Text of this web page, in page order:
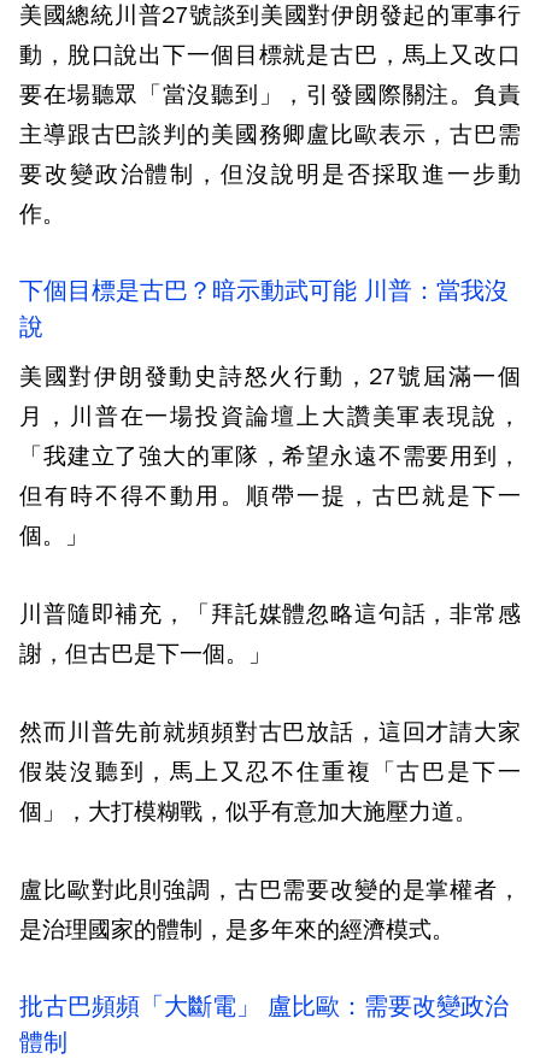
美國總統川普27號談到美國對伊朗發起的軍事行
動，脫口說出下一個目標就是古巴，馬上又改口
要在場聽眾「當沒聽到」，引發國際關注。負責
主導跟古巴談判的美國務卿盧比歐表示，古巴需
要改變政治體制，但沒說明是否採取進一步動
作。
下個目標是古巴？暗示動武可能 川普：當我沒
說
美國對伊朗發動史詩怒火行動，27號屆滿一個
月，川普在一場投資論壇上大讚美軍表現說，
「我建立了強大的軍隊，希望永遠不需要用到，
但有時不得不動用。順帶一提，古巴就是下一
個。」
川普隨即補充，「拜託媒體忽略這句話，非常感
謝，但古巴是下一個。」
然而川普先前就頻頻對古巴放話，這回才請大家
假裝沒聽到，馬上又忍不住重複「古巴是下一
個」，大打模糊戰，似乎有意加大施壓力道。
盧比歐對此則強調，古巴需要改變的是掌權者，
是治理國家的體制，是多年來的經濟模式。
批古巴頻頻「大斷電」 盧比歐：需要改變政治
體制